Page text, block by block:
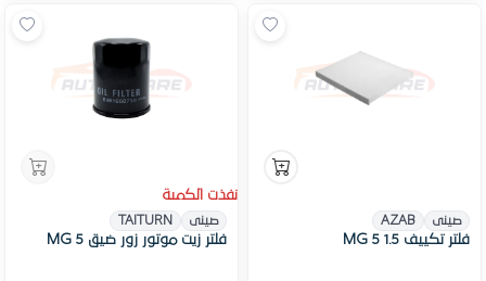
صينى AZAB
فلتر تكييف MG 5 1.5
نفذت الكمية
صينى TAITURN
فلتر زيت موتور زور ضيق MG 5